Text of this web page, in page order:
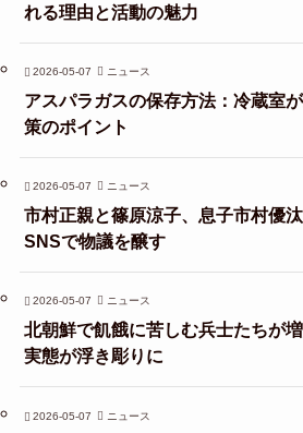
れる理由と活動の魅力
2026-05-07 ニュース
アスパラガスの保存方法：冷蔵室
策のポイント
2026-05-07 ニュース
市村正親と篠原涼子、息子市村優
SNSで物議を醸す
2026-05-07 ニュース
北朝鮮で飢餓に苦しむ兵士たちが
実態が浮き彫りに
2026-05-07 ニュース